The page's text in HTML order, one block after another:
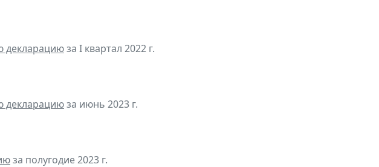
декларациюза I квартал 2022 г.
декларациюза июнь 2023 г.
за полугодие 2023 г.